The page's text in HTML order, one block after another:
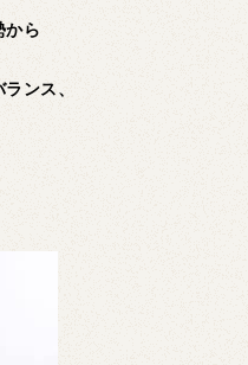
から
ンス、